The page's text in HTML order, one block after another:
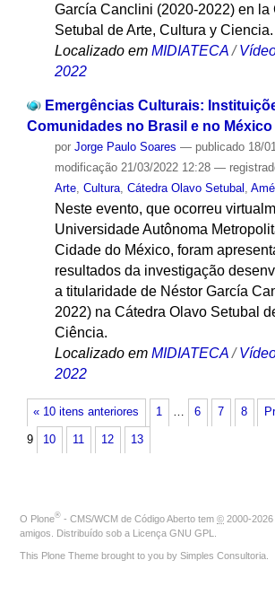
García Canclini (2020-2022) en la
Setubal de Arte, Cultura y Ciencia.
Localizado em MIDIATECA /
2022
Emergências Culturais:
Comunidades no Brasil e no México
por Jorge Paulo Soares — publicado18/
modificação21/03/2022 12:28 —
Arte, Cultura, Cátedra Olavo Setubal ,
Neste evento, que ocorreu
Universidade Autônoma
Cidade do México, foram
resultados da investigação
a titularidade de Néstor García
2022) na Cátedra Olavo Setubal
Ciência.
Localizado em MIDIATECA /
2022
« 10 itens anteriores 1 … 6 7 8
9 10 11 12 13
O Plone® - CMS/WCM de Código Aberto tem © 2000-2026
amigos. Distribuído sob a Licença GNU GPL
This Plone Theme brought to you by Simples Consultoria